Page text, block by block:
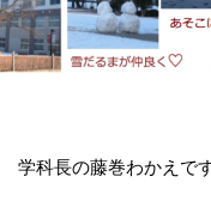
学科長の藤巻わかえで